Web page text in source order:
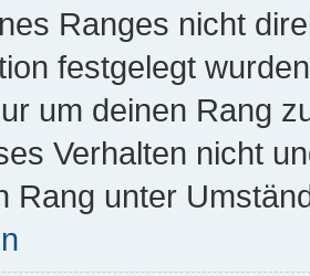
Ranges nicht
festgelegt
um deinen Rang
Verhalten nicht
Rang unter